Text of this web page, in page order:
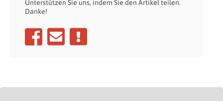
Unterstützen Sie uns, indem Sie den Artikel teilen.
Danke!